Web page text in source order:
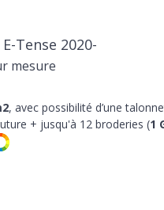
Tense 2020-
mesure
, avec possibilité d’une
+ jusqu'à 12 broderies (1